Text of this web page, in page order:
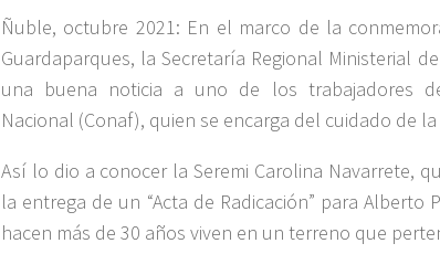
Ñuble, octubre 2021: En el marco de la
Guardaparques, la Secretaría Regional Ministerial
una buena noticia a uno de los trabajadores
Nacional (Conaf), quien se encarga del cuidado de
Así lo dio a conocer la Seremi Carolina Navarrete,
la entrega de un “Acta de Radicación” para Alberto
hacen más de 30 años viven en un terreno que